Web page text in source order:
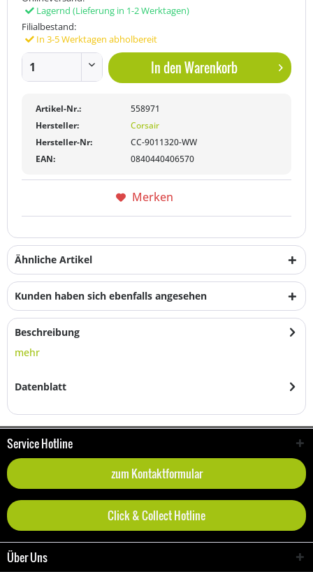
Lagernd (Lieferung in 1-2 Werktagen)
Filialbestand:
In 3-5 Werktagen abholbereit
In denWarenkorb
Artikel-Nr.:
558971
Hersteller:
Corsair
Hersteller-Nr:
CC-9011320-WW
EAN:
0840440406570
Merken
Ähnliche Artikel
Kunden haben sich ebenfalls angesehen
Beschreibung
mehr
Datenblatt
Service Hotline
zum Kontaktformular
Click & Collect Hotline
Über Uns